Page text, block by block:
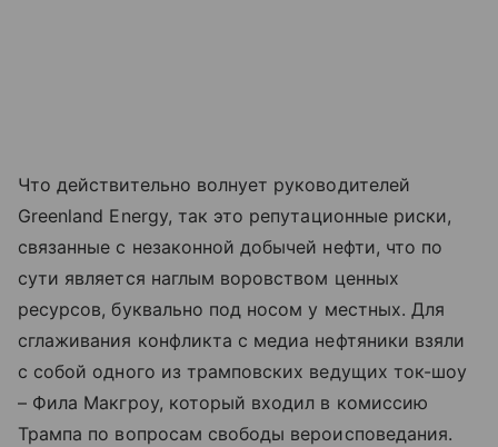
Что действительно волнует руководителей
Greenland Energy, так это репутационные риски,
связанные с незаконной добычей нефти, что по
сути является наглым воровством ценных
ресурсов, буквально под носом у местных. Для
сглаживания конфликта с медиа нефтяники взяли
с собой одного из трамповских ведущих ток-шоу
– Фила Макгроу, который входил в комиссию
Трампа по вопросам свободы вероисповедания.